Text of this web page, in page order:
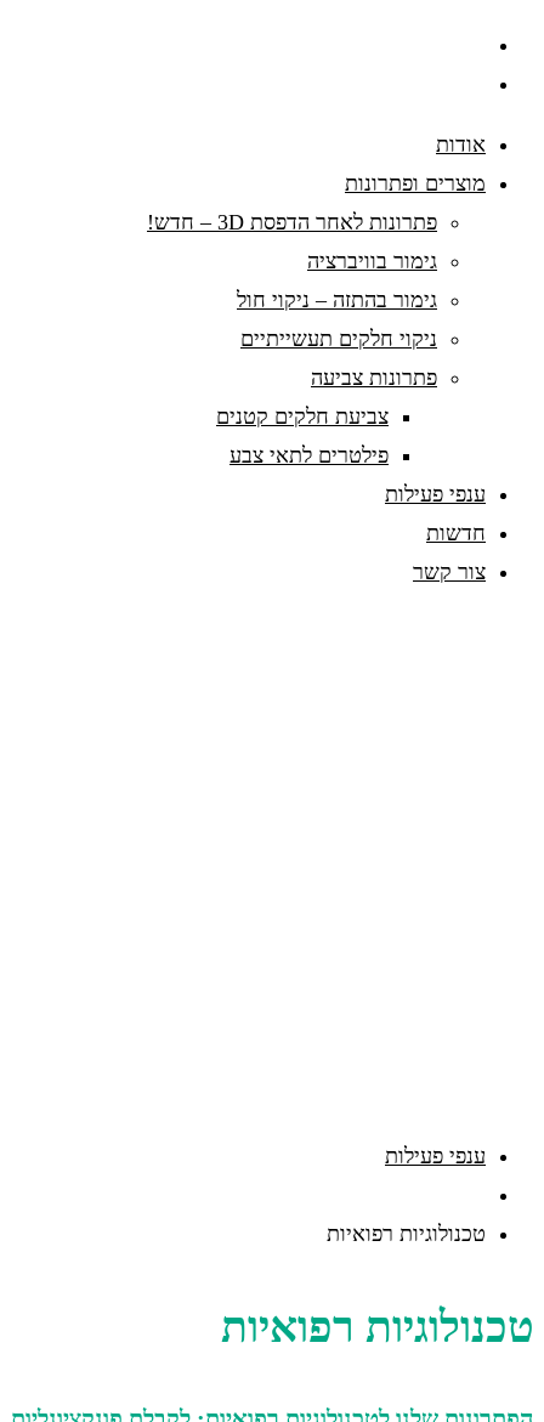
אודות
מוצרים ופתרונות
פתרונות לאחר הדפסת 3D – חדש!
גימור בוויברציה
גימור בהתזה – ניקוי חול
ניקוי חלקים תעשייתיים
פתרונות צביעה
צביעת חלקים קטנים
פילטרים לתאי צבע
ענפי פעילות
חדשות
צור קשר
ענפי פעילות
טכנולוגיות רפואיות
טכנולוגיות רפואיות